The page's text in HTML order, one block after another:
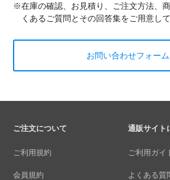
※在庫の確認、お見積り、ご注文方法、
くあるご質問とその回答集をご用意して
お問い合わせフォーム
ご注文について
ご利用規約
会員規約
通販サイト
ご利用ガイ
よくある質